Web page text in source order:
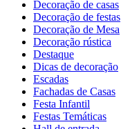
Decoração de casas
Decoração de festas
Decoração de Mesa
Decoração rústica
Destaque
Dicas de decoração
Escadas
Fachadas de Casas
Festa Infantil
Festas Temáticas